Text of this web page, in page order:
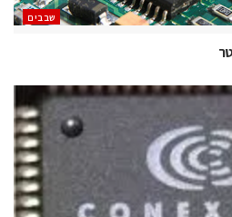
‫שבבים‬